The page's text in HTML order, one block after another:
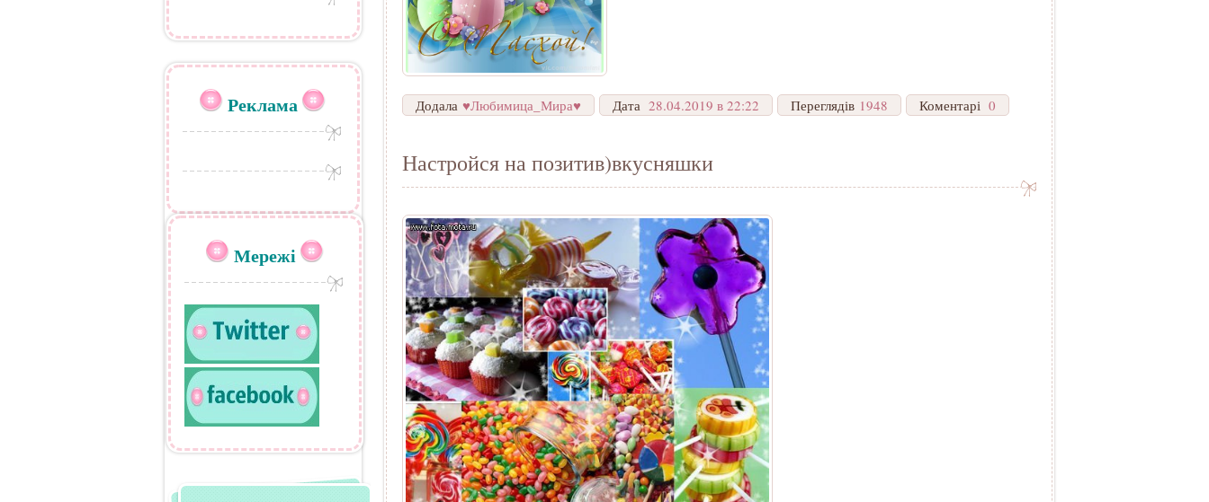
Додала ♥Любимица_Мира♥ Дата 28.04.2019 в 22:22 Переглядів 1948 Коментарі 0
Настройся на позитив)вкусняшки
Реклама
Мережі